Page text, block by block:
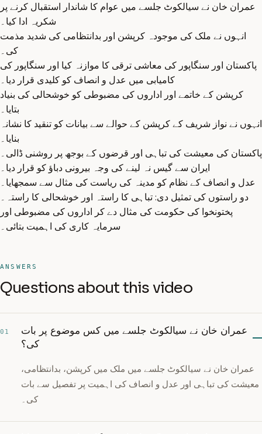
عمران خان نے سیالکوٹ جلسے میں عوام کا شاندار استقبال کرنے پر
شکریہ ادا کیا۔
انہوں نے ملک کی موجودہ کرپشن اور بدانتظامی کی شدید مذمت
کی۔
پاکستان اور سنگاپور کی معاشی ترقی کا موازنہ کیا اور سنگاپور کی
کامیابی میں عدل و انصاف کو کلیدی قرار دیا۔
کرپشن کے خاتمے اور اداروں کی مضبوطی کو خوشحالی کی بنیاد
بتایا۔
انہوں نے نواز شریف کے کرپشن کے حوالے سے بیانات کو تنقید کا نشانہ
بنایا۔
پاکستان کی معیشت کی تباہی اور قرضوں کے بوجھ پر روشنی ڈالی۔
ایران سے گیس نہ لینے کی وجہ بیرونی دباؤ کو قرار دیا۔
عدل و انصاف کے نظام کو مدینہ کی ریاست کی مثال سے سمجھایا۔
دو راستوں کی تمثیل دی: تباہی کا راستہ اور خوشحالی کا راستہ۔
پختونخوا کی حکومت کی مثال دے کر اداروں کی مضبوطی اور
سرمایہ کاری کی اہمیت بتائی۔
ANSWERS
Questions about this video
01
عمران خان نے سیالکوٹ جلسے میں کس موضوع پر بات
کی؟
عمران خان نے سیالکوٹ جلسے میں ملک میں کرپشن، بدانتظامی،
معیشت کی تباہی اور عدل و انصاف کی اہمیت پر تفصیل سے بات
کی۔